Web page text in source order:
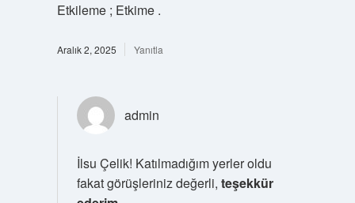
Etkileme ; Etkime .
Aralık 2, 2025 Yanıtla
admin
İlsu Çelik! Katılmadığım yerler oldu
fakat görüşleriniz değerli, teşekkür